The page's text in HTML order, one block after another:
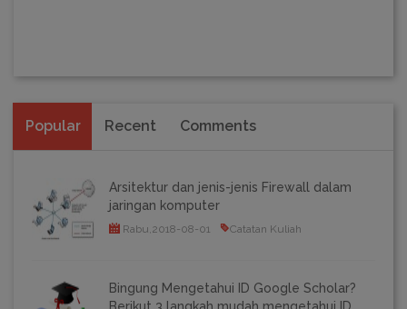
Popular Recent Comments
Arsitektur dan jenis-jenis Firewall dalam
jaringan komputer
Rabu,2018-08-01 Catatan Kuliah
Bingung Mengetahui ID Google Scholar?
Berikut 3 langkah mudah mengetahui ID